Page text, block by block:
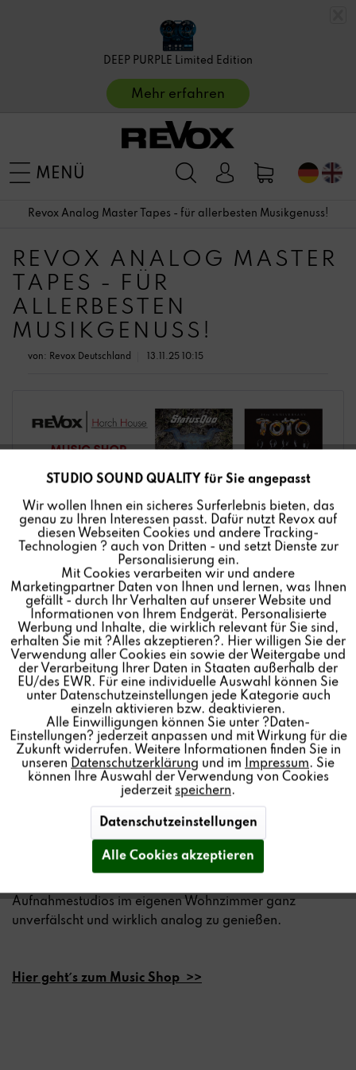
DEEP PURPLE Limited Edition
Mehr erfahren
MENÜ
Revox Analog Master Tapes - für allerbesten Musikgenuss!
REVOX ANALOG MASTER
TAPES - FÜR
ALLERBESTEN
MUSIKGENUSS!
von: Revox Deutschland 13.11.25 10:15
Jeden Freitag werden bei REVOX | Horch House im
Music Shopneue attraktive Master Tapes
veröffentlich!
Regelmäßig reinschauen lohnt sich.
Das Sortiment im Music Shop wird so über die
kommenden Jahre kontinuierlich erweitert!
Passend zu den hochwertigen Tonbandmaschinen sind
die Revox Master Tapes die optimale Kombination für
höchsten Klanggenuss. Der manuelle
Herstellungsprozess der Tonbänder in Villingen basiert
auf langjähriger Expertise und höchster Präzision.
Mit den Revox Master Tapes erhalten Bandliebhaber
Aufnahmestudios im eigenen Wohnzimmer ganz
unverfälscht und wirklich analog zu genießen.
Hier geht´s zum Music Shop >>
Funktionale Aktiv
Marketing Inaktiv
Tracking Inaktiv
Personalisierung Inaktiv
Service Inaktiv
STUDIO SOUND QUALITY für Sie angepasst
Wir wollen Ihnen ein sicheres Surferlebnis bieten, das
genau zu Ihren Interessen passt. Dafür nutzt Revox auf
diesen Webseiten Cookies und andere Tracking-
Technologien ? auch von Dritten - und setzt Dienste zur
Personalisierung ein.
Mit Cookies verarbeiten wir und andere
Marketingpartner Daten von Ihnen und lernen, was Ihnen
gefällt - durch Ihr Verhalten auf unserer Website und
Informationen von Ihrem Endgerät. Personalisierte
Werbung und Inhalte, die wirklich relevant für Sie sind,
erhalten Sie mit ?Alles akzeptieren?. Hier willigen Sie der
Verwendung aller Cookies ein sowie der Weitergabe und
der Verarbeitung Ihrer Daten in Staaten außerhalb der
EU/des EWR. Für eine individuelle Auswahl können Sie
unter Datenschutzeinstellungen jede Kategorie auch
einzeln aktivieren bzw. deaktivieren.
Alle Einwilligungen können Sie unter ?Daten-
Einstellungen? jederzeit anpassen und mit Wirkung für die
Zukunft widerrufen. Weitere Informationen finden Sie in
unseren Datenschutzerklärung und im Impressum. Sie
können Ihre Auswahl der Verwendung von Cookies
jederzeit speichern.
Datenschutzeinstellungen
Alle Cookies akzeptieren